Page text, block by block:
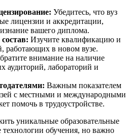
Убедитесь, что вуз
лицензии и аккредитации,
вашего диплома.
Изучите квалификацию и
работающих в новом вузе.
внимание на наличие
аудиторий, лабораторий и
Важным показателем
с местными и международными
помочь в трудоустройстве.
уникальные образовательные
обучения, но важно